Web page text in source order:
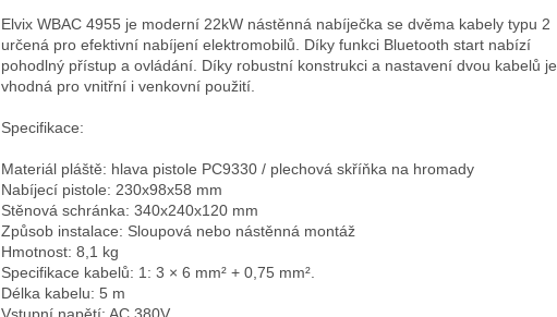
Elvix WBAC 4955 je moderní 22kW nástěnná nabíječka se dvěma kabely typu 2
určená pro efektivní nabíjení elektromobilů. Díky funkci Bluetooth start nabízí
pohodlný přístup a ovládání. Díky robustní konstrukci a nastavení dvou kabelů je
vhodná pro vnitřní i venkovní použití.
Specifikace:
Materiál pláště: hlava pistole PC9330 / plechová skříňka na hromady
Nabíjecí pistole: 230x98x58 mm
Stěnová schránka: 340x240x120 mm
Způsob instalace: Sloupová nebo nástěnná montáž
Hmotnost: 8,1 kg
Specifikace kabelů: 1: 3 × 6 mm² + 0,75 mm².
Délka kabelu: 5 m
Vstupní napětí: AC 380V